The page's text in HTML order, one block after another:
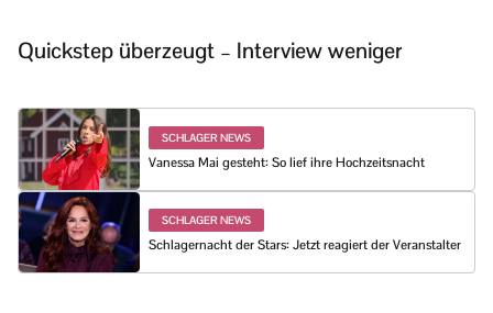
Quickstep überzeugt – Interview weniger
SCHLAGER NEWS
Vanessa Mai gesteht: So lief ihre Hochzeitsnacht
SCHLAGER NEWS
Schlagernacht der Stars: Jetzt reagiert der Veranstalter